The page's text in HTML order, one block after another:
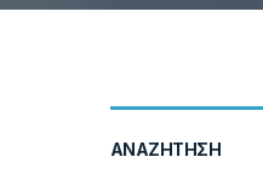
ΑΝΑΖΉΤΗΣΗ